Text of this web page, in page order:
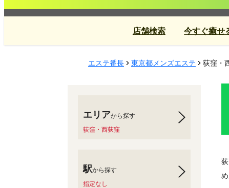
店舗検索 今すぐ癒せ
エステ番長 東京都メンズエステ 荻窪・
エリアから探す
荻窪・西荻窪
駅から探す
指定なし